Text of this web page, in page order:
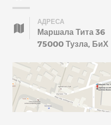
АДРЕСА
Маршала Тита 36
75000 Тузла, БиХ